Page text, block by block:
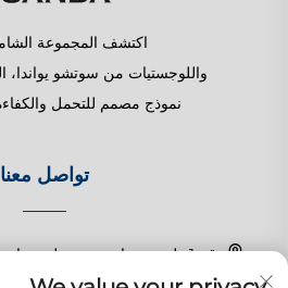
اكتشف المجموعة
نموذج مصمم للتحمل والكفاءة
تواصل معنا
رقم 1 طريق تشانغتشون، بلدة شانغهو، سوزهو، جيانغسو، الصين